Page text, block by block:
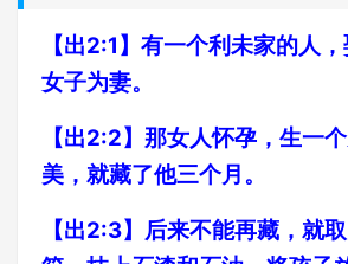
【出2:1】有一个利未家的人
女子为妻。
【出2:2】那女人怀孕，生一
美，就藏了他三个月。
【出2:3】后来不能再藏，就